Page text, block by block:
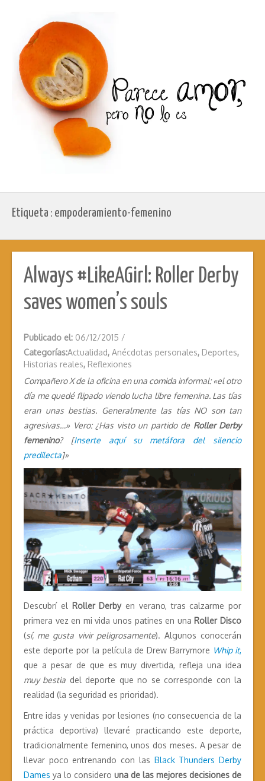
Etiqueta : empoderamiento-femenino
Always #LikeAGirl: Roller Derby
saves women’s souls
Publicado el: 06/12/2015 /
Categorías:Actualidad, Anécdotas personales, Deportes,
Historias reales, Reflexiones
Compañero X de la oficina en una comida informal:«el otro
día me quedé flipado viendo lucha libre femenina. Las tías
eran unas bestias. Generalmente las tías NO son tan
agresivas…» Vero: ¿Has visto un partido de Roller Derby
femenino? [Inserte aquí su metáfora del silencio
predilecta]»
Descubrí el Roller Derbyen verano, tras calzarme por
primera vez en mi vida unos patines en una Roller Disco
(sí, me gusta vivir peligrosamente). Algunos conocerán
este deporte por la película de Drew Barrymore Whip it,
que a pesar de que es muy divertida, refleja una idea
muy bestia del deporte que no se corresponde con la
realidad (la seguridad es prioridad).
Entre idas y venidas por lesiones (no consecuencia de la
práctica deportiva) llevaré practicando este deporte,
tradicionalmente femenino, unos dos meses. A pesar de
llevar poco entrenando con las Black Thunders Derby
Dames ya lo considero una de las mejores decisiones de